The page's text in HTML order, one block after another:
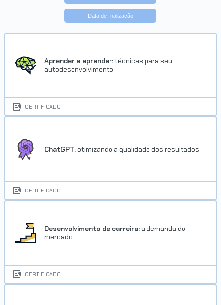
Trilha Java e Orientação a
Objetos G7 - ONE
Concluído em 15/11/2024
VER CERTIFICADO
G8 - ONE
Data de finalização
Aprender a aprender:técnicas para seu
autodesenvolvimento
CERTIFICADO
ChatGPT: otimizando a qualidade dos resultados
CERTIFICADO
Desenvolvimento de carreira: a demanda do
mercado
CERTIFICADO